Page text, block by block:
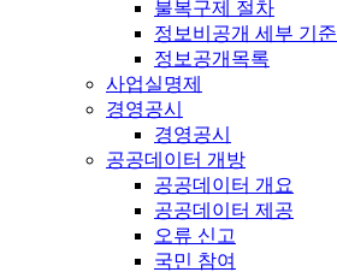
불복구제 절차
정보비공개 세부 기준
정보공개목록
사업실명제
경영공시
경영공시
공공데이터 개방
공공데이터 개요
공공데이터 제공
오류 신고
국민 참여